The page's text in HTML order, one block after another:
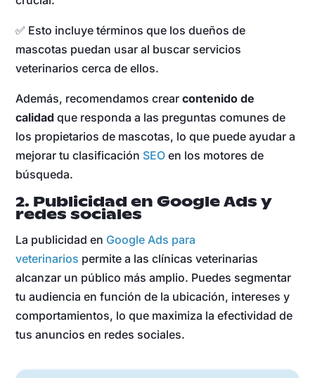
✅ Esto incluye términos que los dueños de
mascotas puedan usar al buscar servicios
veterinarios cerca de ellos.
Además, recomendamos crear contenido de
calidad que responda a las preguntas comunes de
los propietarios de mascotas, lo que puede ayudar a
mejorar tu clasificación SEO en los motores de
búsqueda.
2. Publicidad en Google Ads y
redes sociales
La publicidad en Google Ads para
veterinarios permite a las clínicas veterinarias
alcanzar un público más amplio. Puedes segmentar
tu audiencia en función de la ubicación, intereses y
comportamientos, lo que maximiza la efectividad de
tus anuncios en redes sociales.